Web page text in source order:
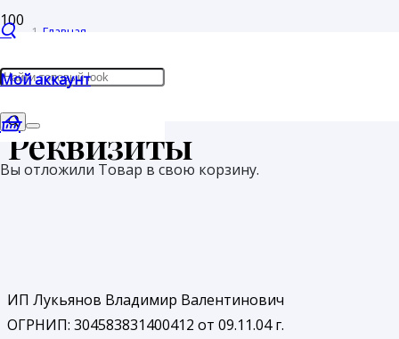
Мой аккаунт
Вы отложили Товар в свою корзину.
Главная
Реквизиты
Реквизиты
ИП Лукьянов Владимир Валентинович
ОГРНИП: 304583831400412 от 09.11.04 г.